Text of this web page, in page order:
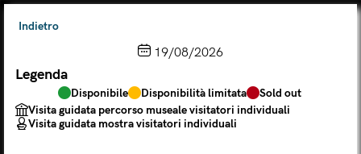
Scegli dal calendario
Il biglietto consente l'accesso a Palazzo Te, al Museo MACA e
al Tempio Leon Battista Alberti
Indietro
19/08/2026
Legenda
Disponibile Disponibilità limitata
Sold out
Visita guidata percorso museale visitatori individuali
Visita guidata mostra visitatori individuali